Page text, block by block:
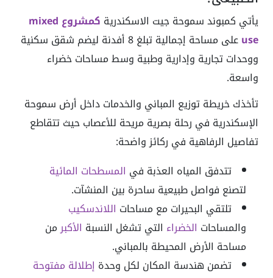
يأتي كمبوند سموحة جيت الاسكندرية
كمشروع mixed
use
على مساحة إجمالية تبلغ 8 أفدنة ليضم شقق سكنية
ووحدات تجارية وإدارية وطبية وسط مساحات خضراء
واسعة.
تأخذك خريطة توزيع المباني والخدمات داخل أرض سموحة
الإسكندرية في رحلة بصرية مريحة للأعصاب حيث تتقاطع
تفاصيل الرفاهية في ركائز واضحة:
تتدفق المياه العذبة في المسطحات المائية
لتصنع فواصل طبيعية ساحرة بين المنشآت.
تلتقي البحيرات مع مساحات اللاندسكيب
والمساحات الخضراء التي تشغل النسبة الأكبرمن
مساحة الأرض المحيطة بالمباني.
تضمن هندسة المكان لكل وحدة إطلالة مفتوحة